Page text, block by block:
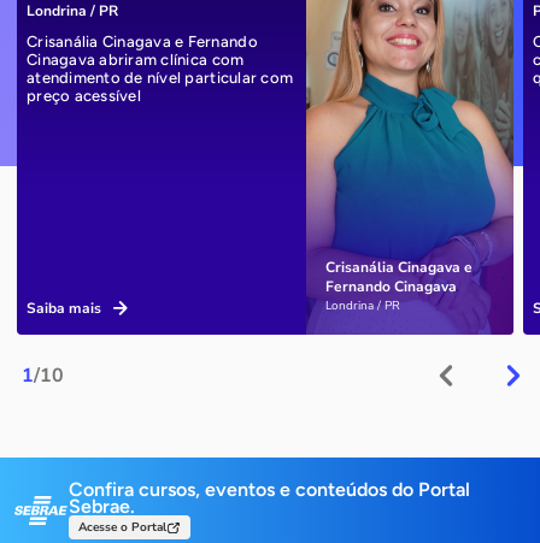
1/10
Crisanália Cinagava e
Fernando Cinagava
Londrina / PR
Londrina / PR
Crisanália Cinagava e Fernando
Cinagava abriram clínica com
atendimento de nível particular com
preço acessível
Saiba mais
Confira cursos, eventos e conteúdos do Portal
Sebrae.
Acesse o Portal